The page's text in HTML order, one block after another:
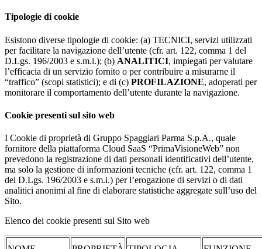
Tipologie di cookie
Esistono diverse tipologie di cookie: (a) TECNICI, servizi utilizzati
per facilitare la navigazione dell’utente (cfr. art. 122, comma 1 del
D.Lgs. 196/2003 e s.m.i.); (b) ANALITICI, impiegati per valutare
l’efficacia di un servizio fornito o per contribuire a misurarne il
“traffico” (scopi statistici); e di (c) PROFILAZIONE, adoperati per
monitorare il comportamento dell’utente durante la navigazione.
Cookie presenti sul sito web
I Cookie di proprietà di Gruppo Spaggiari Parma S.p.A., quale
fornitore della piattaforma Cloud SaaS “PrimaVisioneWeb” non
prevedono la registrazione di dati personali identificativi dell’utente,
ma solo la gestione di informazioni tecniche (cfr. art. 122, comma 1
del D.Lgs. 196/2003 e s.m.i.) per l’erogazione di servizi o di dati
analitici anonimi al fine di elaborare statistiche aggregate sull’uso del
Sito.
Elenco dei cookie presenti sul Sito web